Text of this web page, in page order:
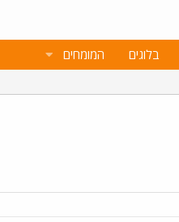
בלוגים המומחים